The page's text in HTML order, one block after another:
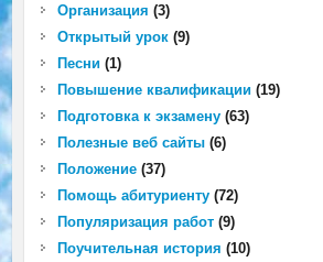
Организация (3)
Открытый урок(9)
Песни(1)
Повышение квалификации(19)
Подготовка к экзамену(63)
Полезные веб сайты(6)
Положение(37)
Помощь абитуриенту(72)
Популяризация работ(9)
Поучительная история (10)